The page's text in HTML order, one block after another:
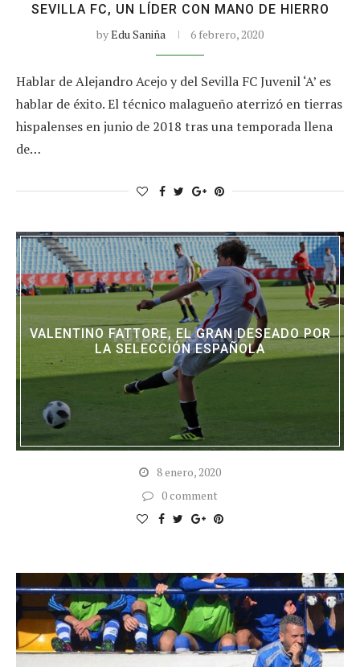
SEVILLA FC, UN LÍDER CON MANO DE HIERRO
byEdu Saniña 6 febrero, 2020
Hablar de Alejandro Acejo y del Sevilla FC Juvenil ‘A’ es
hablar de éxito. El técnico malagueño aterrizó en tierras
hispalenses en junio de 2018 tras una temporada llena
de…
VALENTINO FATTORE, EL GRAN DESEADO POR
LA SELECCIÓN ESPAÑOLA
8 enero, 2020
0 comment